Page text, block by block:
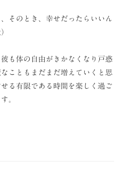
そのとき、幸せだったらいいん
も体の自由がきかなくなり戸惑
こともまだまだ増えていくと思
る有限である時間を楽しく過ご
。